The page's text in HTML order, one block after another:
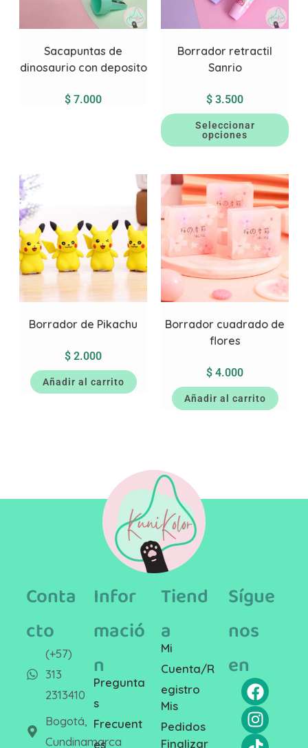
Sacapuntas de
dinosaurio con deposito
$ 7.000
Borrador retractil
Sanrio
$ 3.500
Seleccionar
opciones
Borrador de Pikachu
$ 2.000
Añadir al carrito
Borrador cuadrado de
flores
$ 4.000
Añadir al carrito
Conta
cto
(+57)
313
2313410
Bogotá,
Cundinamarca
Infor
mació
n
Pregunta
s
Frecuent
es
Tiend
a
Mi
Cuenta/R
egistro
Mis
Pedidos
Finalizar
Sígue
nos
en